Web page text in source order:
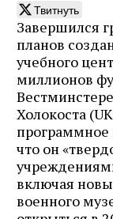
Твитнуть
Завершился
планов
учебного
миллионов
Холокоста
программное
что он
включая
военного